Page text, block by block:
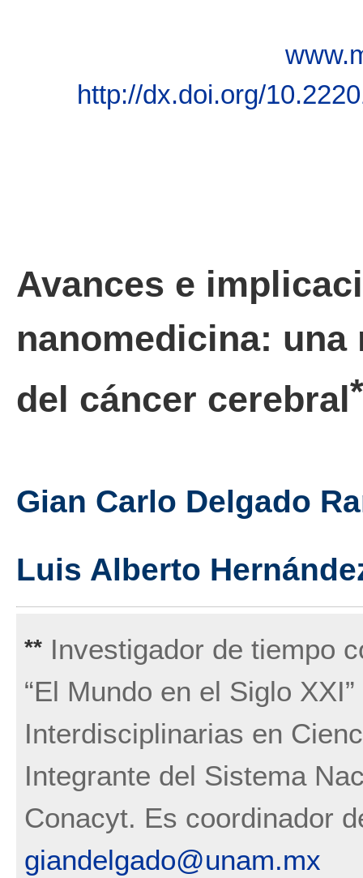
http://dx.doi.org/
Avances e
nanomedicina:
del cáncer cerebral *
Gian Carlo Delgado
Luis Alberto
** Investigador de tiempo
“El Mundo en el Siglo
Interdisciplinarias en
Integrante del Sistema
Conacyt. Es coordinador
giandelgado@unam.mx